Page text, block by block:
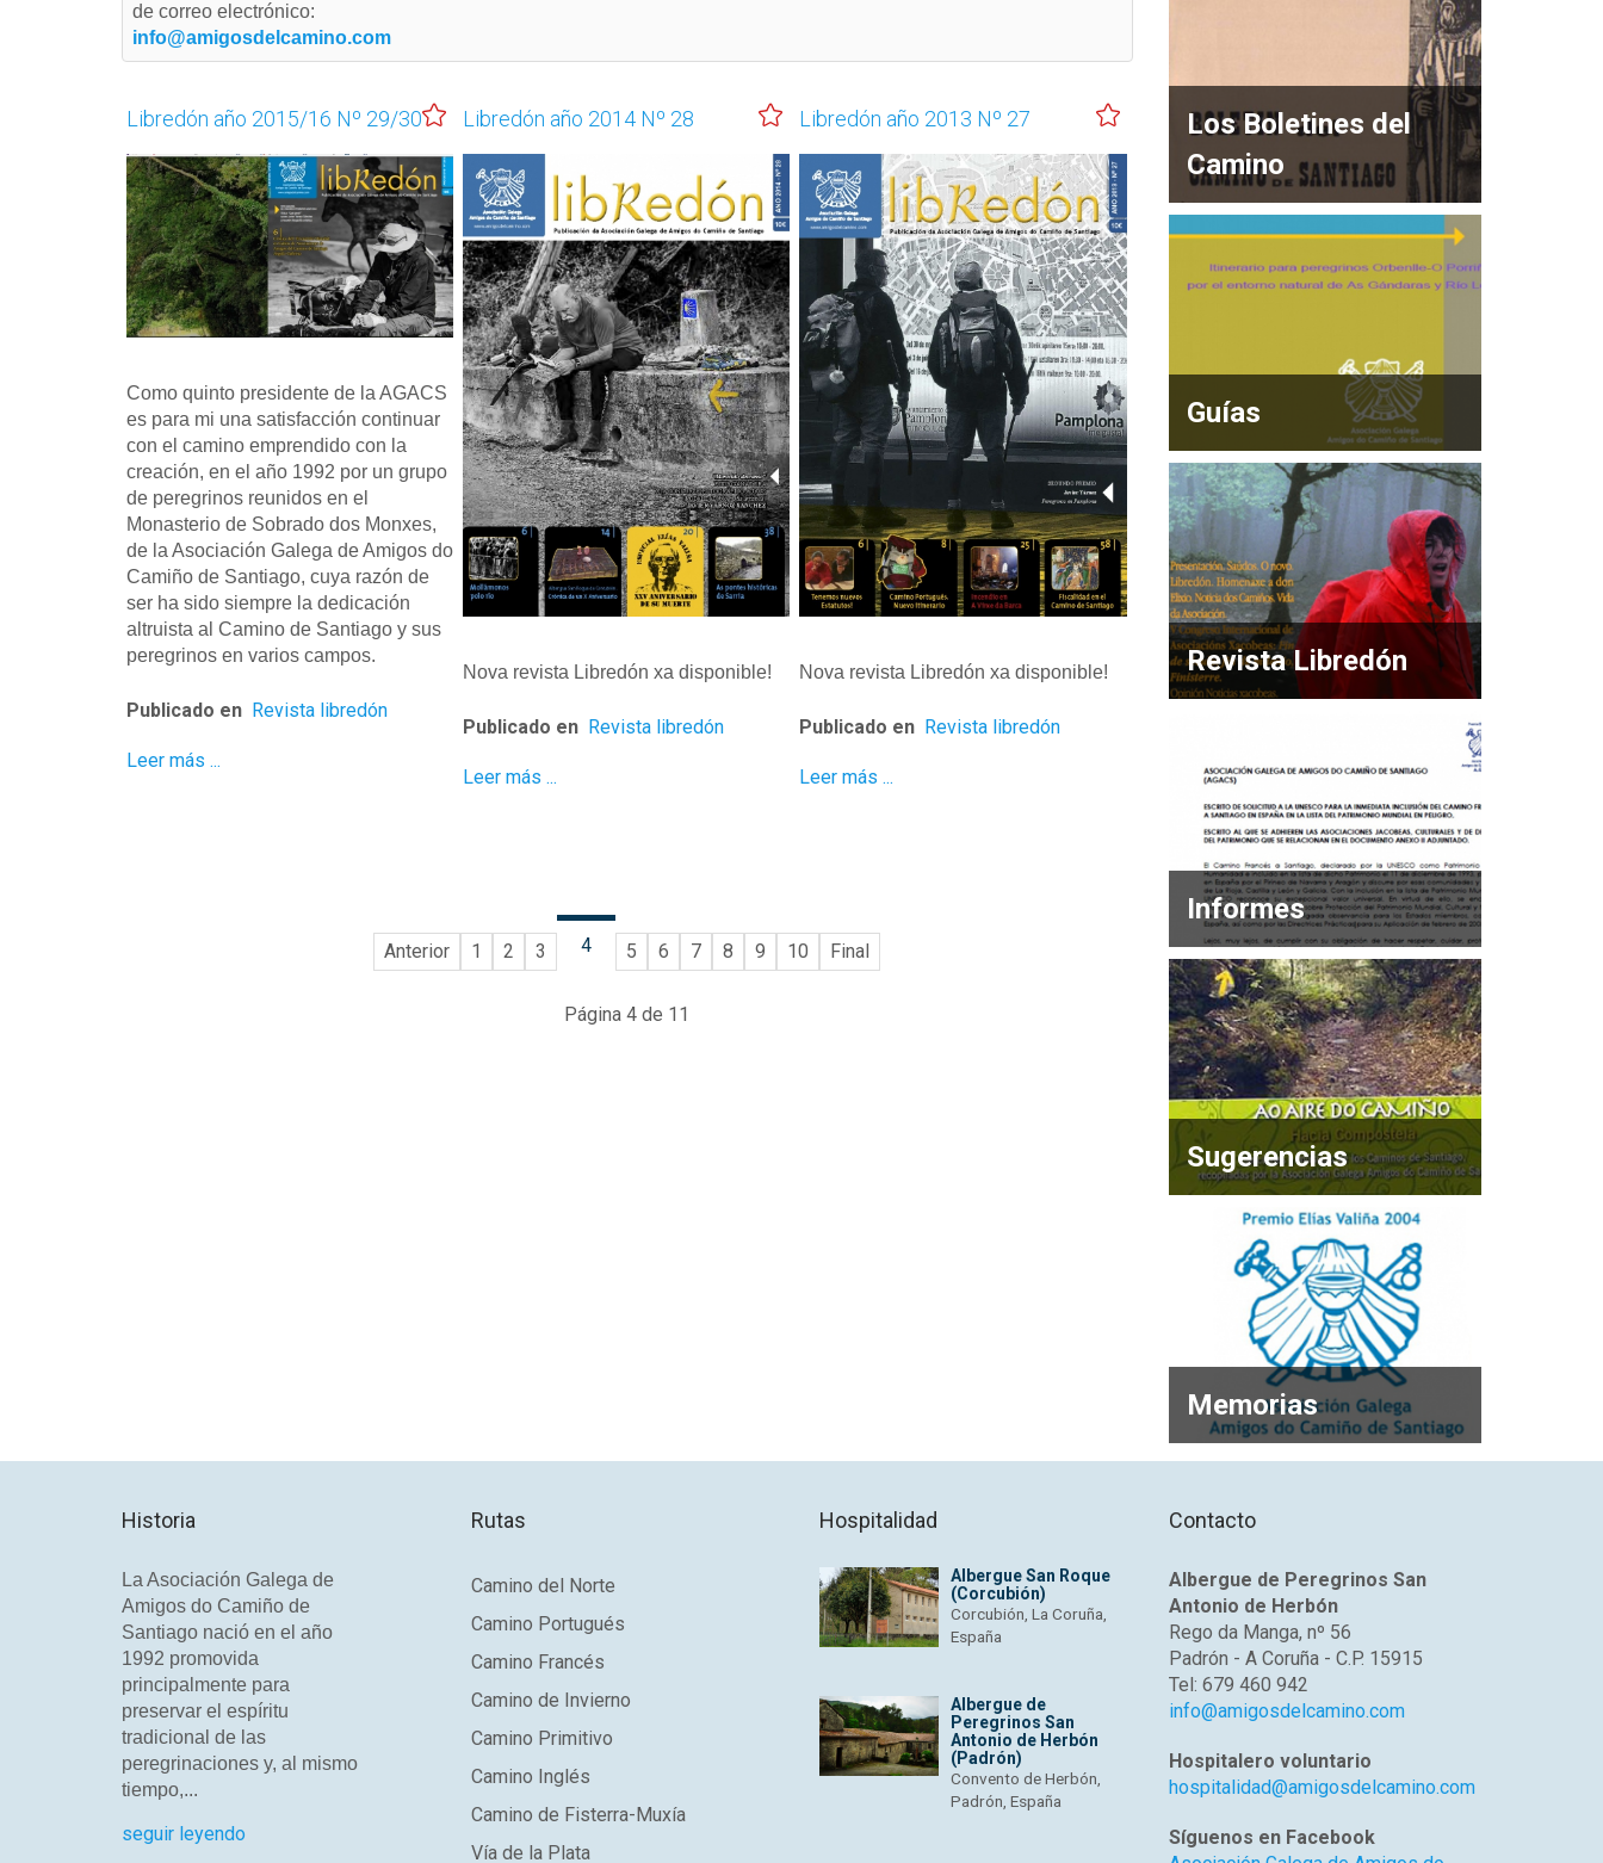
de correo electrónico:
info@amigosdelcamino.com
Libredón año 2015/16 Nº 29/30
Como quinto presidente de la AGACS
es para mi una satisfacción continuar
con el camino emprendido con la
creación, en el año 1992 por un grupo
de peregrinos reunidos en el
Monasterio de Sobrado dos Monxes,
de la Asociación Galega de Amigos do
Camiño de Santiago, cuya razón de
ser ha sido siempre la dedicación
altruista al Camino de Santiago y sus
peregrinos en varios campos.
Publicado en Revista libredón
Leer más ...
Libredón año 2014 Nº 28
Nova revista Libredón xa disponible!
Publicado en Revista libredón
Leer más ...
Libredón año 2013 Nº 27
Nova revista Libredón xa disponible!
Publicado en Revista libredón
Leer más ...
Anterior 1 2 3 4 5 6 7 8 9 10 Final
Página 4 de 11
Los Boletines del
Camino
Guías
Revista Libredón
Informes
Sugerencias
Memorias
Historia
La Asociación Galega de
Amigos do Camiño de
Santiago nació en el año
1992 promovida
principalmente para
preservar el espíritu
tradicional de las
peregrinaciones y, al mismo
tiempo,...
seguir leyendo
Rutas
Camino del Norte
Camino Portugués
Camino Francés
Camino de Invierno
Camino Primitivo
Camino Inglés
Camino de Fisterra-Muxía
Vía de la Plata
Hospitalidad
Albergue San Roque
(Corcubión)
Corcubión, La Coruña,
España
Albergue de
Peregrinos San
Antonio de Herbón
(Padrón)
Convento de Herbón,
Padrón, España
Contacto
Albergue de Peregrinos San
Antonio de Herbón
Rego da Manga, nº 56
Padrón - A Coruña - C.P. 15915
Tel: 679 460 942
info@amigosdelcamino.com
Hospitalero voluntario
hospitalidad@amigosdelcamino.com
Síguenos en Facebook